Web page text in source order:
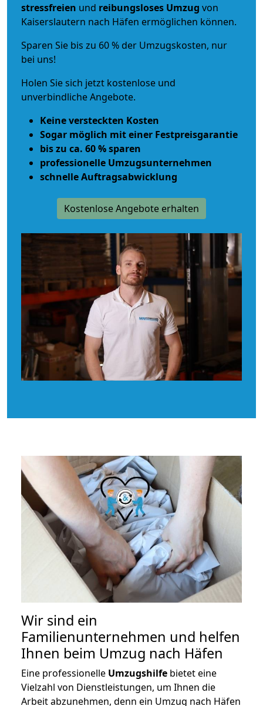
stressfreien und reibungsloses Umzug von
Kaiserslautern nach Häfen ermöglichen können.
Sparen Sie bis zu 60 % der Umzugskosten, nur
bei uns!
Holen Sie sich jetzt kostenlose und
unverbindliche Angebote.
Keine versteckten Kosten
Sogar möglich mit einer Festpreisgarantie
bis zu ca. 60 % sparen
professionelle Umzugsunternehmen
schnelle Auftragsabwicklung
Kostenlose Angebote erhalten
Wir sind ein
Familienunternehmen und helfen
Ihnen beim Umzug nach Häfen
Eine professionelle Umzugshilfe bietet eine
Vielzahl von Dienstleistungen, um Ihnen die
Arbeit abzunehmen, denn ein Umzug nach Häfen